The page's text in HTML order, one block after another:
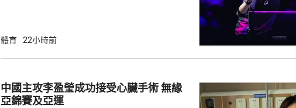
16強將迎戰羅馬尼亞的施素絲。 王藝迪對戰
南韓的李恩惠，在連輸2局的劣勢下，連追3局
11:3、12:10及11:3實現逆轉，...
體育 22小時前
中國主攻李盈瑩成功接受心臟手術 無緣
亞錦賽及亞運